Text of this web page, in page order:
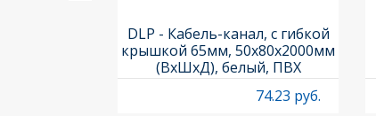
DLP - Кабель-канал, с гибкой
крышкой 65мм, 50x80х2000мм
(ВхШхД), белый, ПВХ
74.23 руб.